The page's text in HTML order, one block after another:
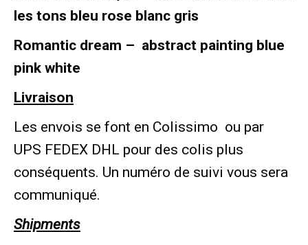
les tons bleu rose blanc gris
Romantic dream – abstract painting blue
pink white
Livraison
Les envois se font en Colissimo ou par
UPS FEDEX DHL pour des colis plus
conséquents. Un numéro de suivi vous sera
communiqué.
Shipments